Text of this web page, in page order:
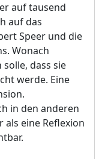
auf tausend
auf das
Speer und die
Wonach
dass sie
werde. Eine
in den anderen
als eine Reflexion